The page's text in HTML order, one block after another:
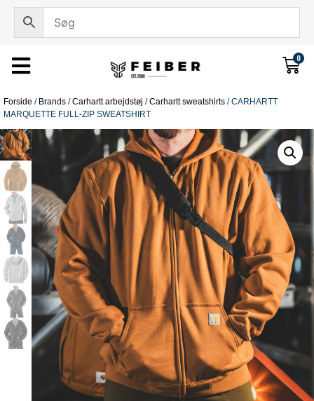
0
Forside / Brands /Carhartt arbejdstøj /Carhartt sweatshirts / CARHARTT
MARQUETTE FULL-ZIP SWEATSHIRT